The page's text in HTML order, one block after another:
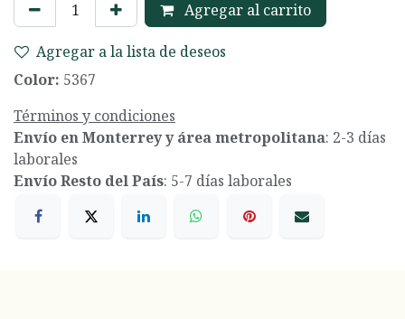
Agregar al carrito
Agregar a la lista de deseos
Color: 5367
Términos y condiciones
Envío en Monterrey y área metropolitana: 2-3 días
laborales
Envío Resto del País: 5-7 días laborales